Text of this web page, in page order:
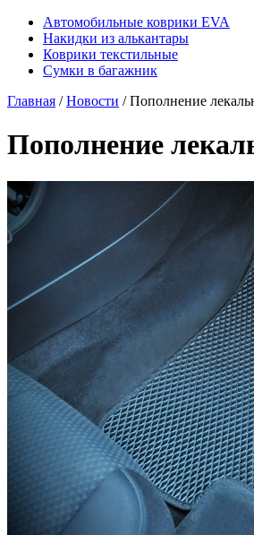
Автомобильные коврики EVA
Накидки из алькантары
Коврики текстильные
Сумки в багажник
Главная /Новости / Пополнение
Пополнение